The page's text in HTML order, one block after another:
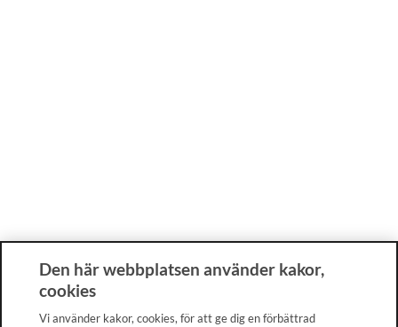
Den här webbplatsen använder kakor,
cookies
Vi använder kakor, cookies, för att ge dig en förbättrad